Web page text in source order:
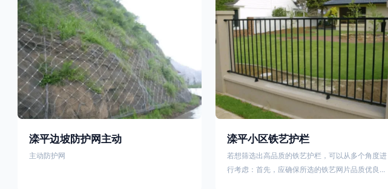
厚2.5-3.0mm；面板采用0.5-0.9mm镀锌板轧折成
型连接方式：采用C型
规定使用统一的连续性护栏设施。施工单位不得在
工地围栏外堆放建筑材料、垃圾和工程渣土。在
滦平边坡防护网主动
主动防护网
滦平小区铁艺护栏
若想筛选出高品质的铁艺护栏，可以从多个角度进
行考虑：首先，应确保所选的铁艺网片品质优良，